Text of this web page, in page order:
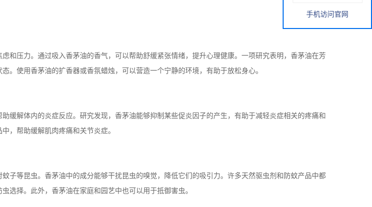
和压力。通过吸入香茅油的香气，可以帮助舒缓紧张情绪，提升心理健康。一项研究表明，香茅油在芳
。使用香茅油的扩香器或香氛蜡烛，可以营造一个宁静的环境，有助于放松身心。
缓解体内的炎症反应。研究发现，香茅油能够抑制某些促炎因子的产生，有助于减轻炎症相关的疼痛和
，帮助缓解肌肉疼痛和关节炎症。
子等昆虫。香茅油中的成分能够干扰昆虫的嗅觉，降低它们的吸引力。许多天然驱虫剂和防蚊产品中都
选择。此外，香茅油在家庭和园艺中也可以用于抵御害虫。
手机访问官网